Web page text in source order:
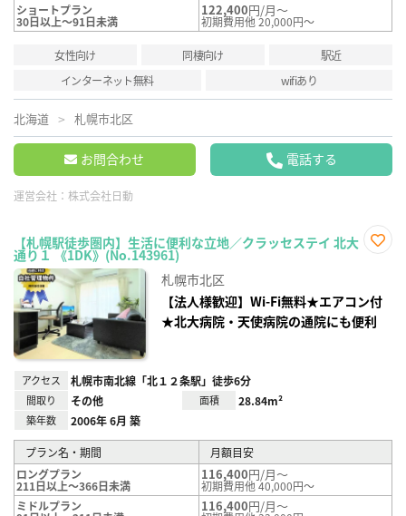
ショートプラン
30日以上～91日未満
122,400円/月～
初期費用他 20,000円～
女性向け 同棲向け
駅近
インターネット無料
wifiあり
北海道 札幌市北区
お問合わせ 電話する
運営会社： 株式会社日動
【札幌駅徒歩圏内】生活に便利な立地／クラッセステイ 北大
通り１ 《1DK》(No.143961)
録
札幌市北区
【法人様歓迎】Wi-Fi無料★エアコン付
★北大病院・天使病院の通院にも便利
アクセス 札幌市南北線「北１２条駅」徒歩6分
間取り その他 面積 28.84m²
築年数 2006年 6月 築
プラン名・期間
月額目安
ロングプラン
211日以上～366日未満
116,400円/月～
初期費用他 40,000円～
ミドルプラン
116,400円/月～